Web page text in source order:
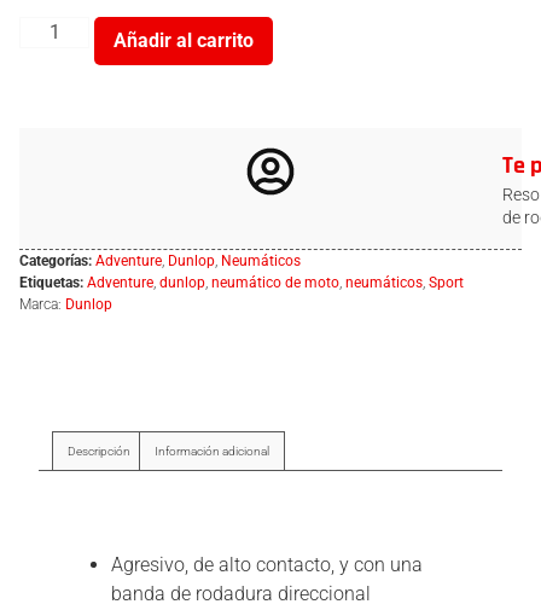
Añadir al carrito
Te
de
Categorías: Adventure, Dunlop, Neumáticos
Etiquetas: Adventure, dunlop, neumático de moto, neumáticos, Sport
Marca: Dunlop
Descripción Información adicional
Agresivo, de alto contacto, y con una
banda de rodadura direccional